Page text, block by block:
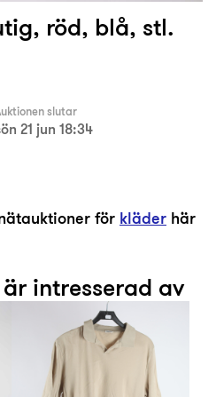
röd, blå, stl.
slutar
21 jun 18:34
för kläder här
intresserad av